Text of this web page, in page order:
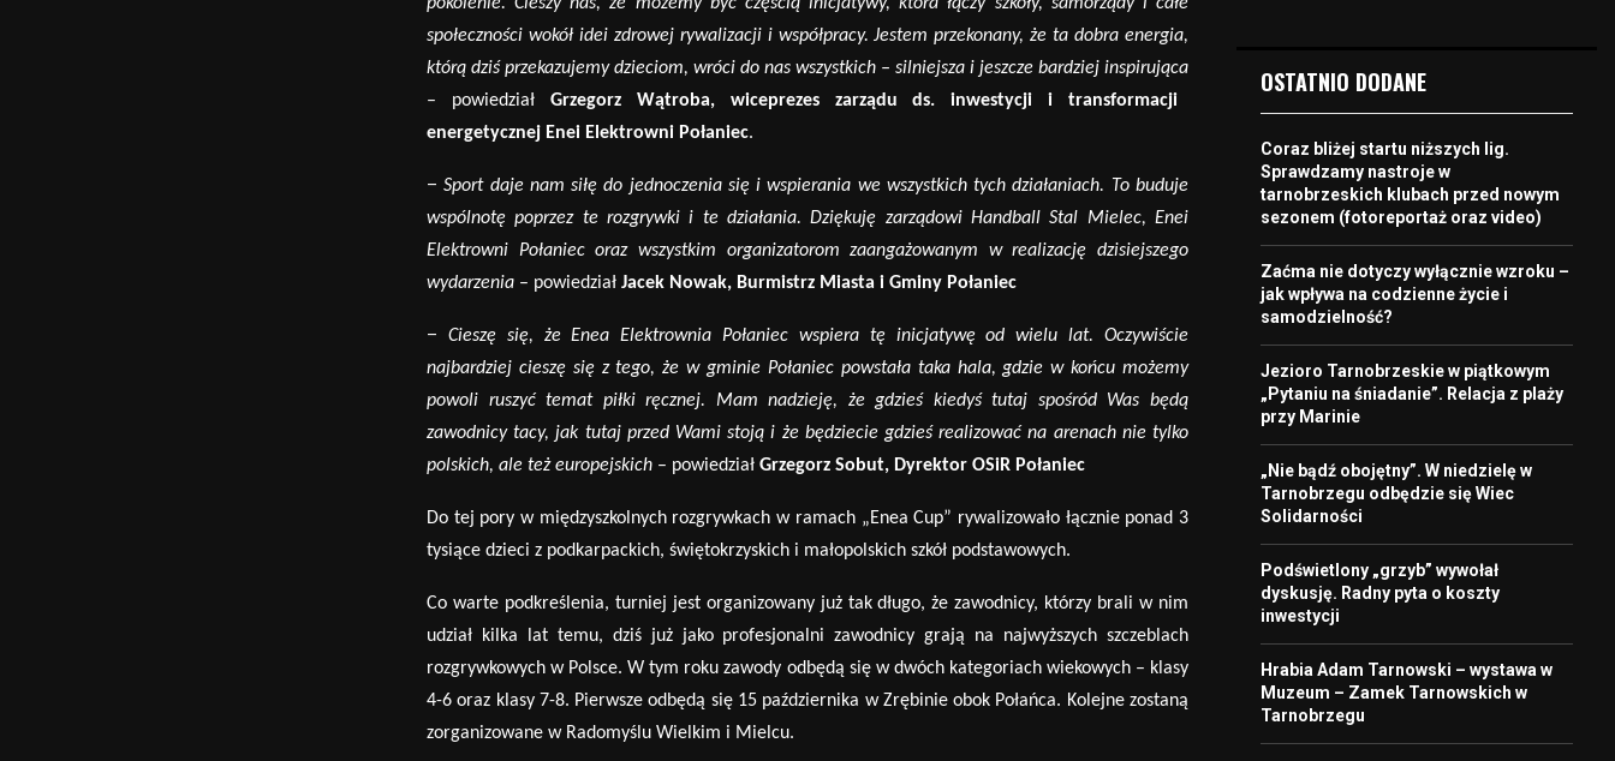
społeczności wokół idei zdrowej rywalizacji i współpracy. Jestem przekonany, że ta dobra energia,
którą dziś przekazujemy dzieciom, wróci do nas wszystkich – silniejsza i jeszcze bardziej inspirująca
– powiedział Grzegorz Wątroba, wiceprezes zarządu ds. inwestycji i transformacji
energetycznej Enei Elektrowni Połaniec.
–Sport daje nam siłę do jednoczenia się i wspierania we wszystkich tych działaniach. To buduje
wspólnotę poprzez te rozgrywki i te działania. Dziękuję zarządowi Handball Stal Mielec, Enei
Elektrowni Połaniec oraz wszystkim organizatorom zaangażowanym w realizację dzisiejszego
wydarzenia – powiedział Jacek Nowak, Burmistrz Miasta i Gminy Połaniec
– Cieszę się, że Enea Elektrownia Połaniec wspiera tę inicjatywę od wielu lat. Oczywiście
najbardziej cieszę się z tego, że w gminie Połaniec powstała taka hala, gdzie w końcu możemy
powoli ruszyć temat piłki ręcznej. Mam nadzieję, że gdzieś kiedyś tutaj spośród Was będą
zawodnicy tacy, jak tutaj przed Wami stoją i że będziecie gdzieś realizować na arenach nie tylko
polskich, ale też europejskich – powiedział Grzegorz Sobut, Dyrektor OSiR Połaniec
Do tej pory w międzyszkolnych rozgrywkach w ramach „Enea Cup” rywalizowało łącznie ponad 3
tysiące dzieci z podkarpackich, świętokrzyskich i małopolskich szkół podstawowych.
Co warte podkreślenia, turniej jest organizowany już tak długo, że zawodnicy, którzy brali w nim
udział kilka lat temu, dziś już jako profesjonalni zawodnicy grają na najwyższych szczeblach
rozgrywkowych w Polsce. W tym roku zawody odbędą się w dwóch kategoriach wiekowych – klasy
4-6 oraz klasy 7-8. Pierwsze odbędą się 15 października w Zrębinie obok Połańca. Kolejne zostaną
zorganizowane w Radomyślu Wielkim i Mielcu.
OSTATNIO DODANE
Coraz bliżej startu niższych lig.
Sprawdzamy nastroje w
tarnobrzeskich klubach przed nowym
sezonem (fotoreportaż oraz video)
Zaćma nie dotyczy wyłącznie wzroku –
jak wpływa na codzienne życie i
samodzielność?
Jezioro Tarnobrzeskie w piątkowym
„Pytaniu na śniadanie”. Relacja z plaży
przy Marinie
„Nie bądź obojętny”. W niedzielę w
Tarnobrzegu odbędzie się Wiec
Solidarności
Podświetlony „grzyb” wywołał
dyskusję. Radny pyta o koszty
inwestycji
Hrabia Adam Tarnowski – wystawa w
Muzeum – Zamek Tarnowskich w
Tarnobrzegu